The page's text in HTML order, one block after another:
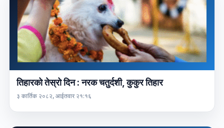
तिहारको तेस्रो दिन : नरक चतुर्दशी, कुकुर तिहार
३ कार्तिक २०८२, आईतवार २१:१६